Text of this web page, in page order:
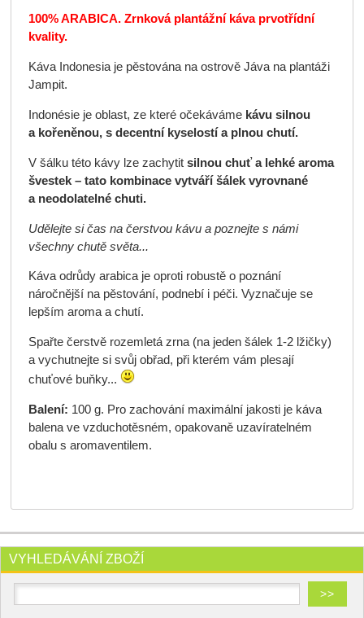
100% ARABICA. Zrnková plantážní káva prvotřídní
kvality.
Káva Indonesia je pěstována na ostrově Jáva na plantáži
Jampit.
Indonésie je oblast, ze které očekáváme kávu silnou
a kořeněnou, s decentní kyselostí a plnou chutí.
V šálku této kávy lze zachytit silnou chuť a lehké aroma
švestek – tato kombinace vytváří šálek vyrovnané
a neodolatelné chuti.
Udělejte si čas na čerstvou kávu a poznejte s námi
všechny chutě světa...
Káva odrůdy arabica je oproti robustě o poznání
náročnější na pěstování, podnebí i péči. Vyznačuje se
lepším aroma a chutí.
Spařte čerstvě rozemletá zrna (na jeden šálek 1-2 lžičky)
a vychutnejte si svůj obřad, při kterém vám plesají
chuťové buňky...
Balení: 100 g. Pro zachování maximální jakosti je káva
balena ve vzduchotěsném, opakovaně uzavíratelném
obalu s aromaventilem.
VYHLEDÁVÁNÍ ZBOŽÍ